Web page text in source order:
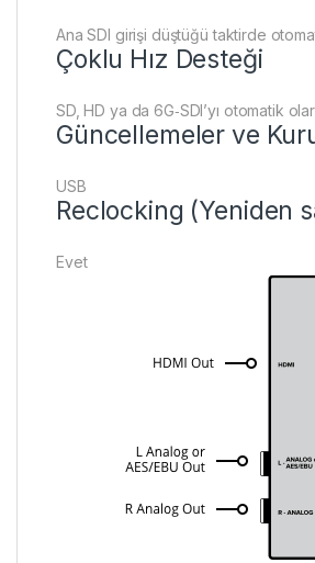
Ana SDI girişi düştüğü taktirde
Çoklu Hız Desteği
SD, HD ya da 6G‑SDI’yı otomatik
Güncellemeler ve
USB
Reclocking (Yeniden
Evet